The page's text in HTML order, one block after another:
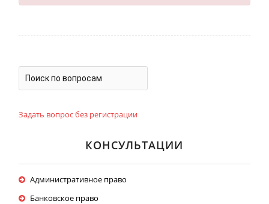
Задать вопрос без регистрации
КОНСУЛЬТАЦИИ
Административное право
Банковское право